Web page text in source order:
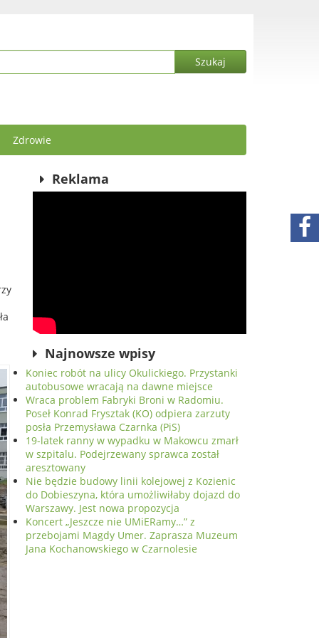
Zdrowie
Reklama
Najnowsze wpisy
Koniec robót na ulicy Okulickiego. Przystanki
autobusowe wracają na dawne miejsce
Wraca problem Fabryki Broni w Radomiu.
Poseł Konrad Frysztak (KO) odpiera zarzuty
posła Przemysława Czarnka (PiS)
19-latek ranny w wypadku w Makowcu zmarł
w szpitalu. Podejrzewany sprawca został
aresztowany
Nie będzie budowy linii kolejowej z Kozienic
do Dobieszyna, która umożliwiłaby dojazd do
Warszawy. Jest nowa propozycja
Koncert „Jeszcze nie UMiERamy…” z
przebojami Magdy Umer. Zaprasza Muzeum
Jana Kochanowskiego w Czarnolesie